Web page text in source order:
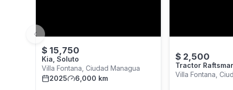
$ 15,750
Kia, Soluto
Villa Fontana, Ciudad Managua
2025
6,000 km
$ 2,500
Tractor
Villa Fontana,
Previous slide